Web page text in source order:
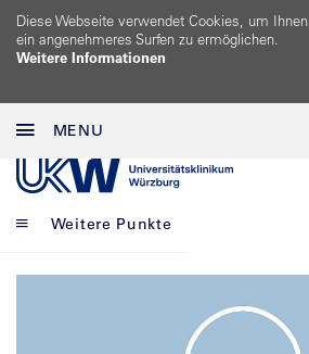
Diese Webseite verwendet Cookies, um Ihnen
ein angenehmeres Surfen zu ermöglichen.
Weitere Informationen
MENU
Weitere Punkte